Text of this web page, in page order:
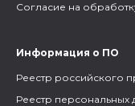
Согласие на
Информация о ПО
Реестр российского
Реестр персональных